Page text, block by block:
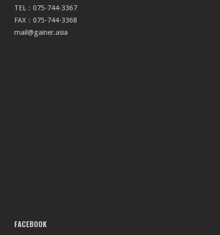
TEL：075-744-3367
FAX：075-744-3368
mail@gainer.asia
FACEBOOK